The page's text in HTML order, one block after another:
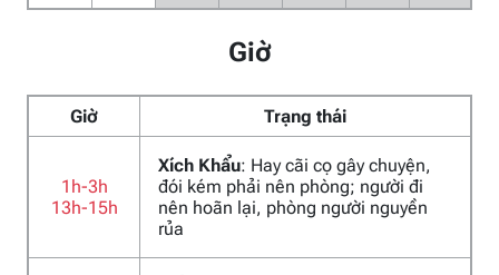
Giờ
Giờ Trạng thái
1h-3h
13h-15h
Xích Khẩu: Hay cãi cọ gây chuyện,
đói kém phải nên phòng; người đi
nên hoãn lại, phòng người nguyền
rủa